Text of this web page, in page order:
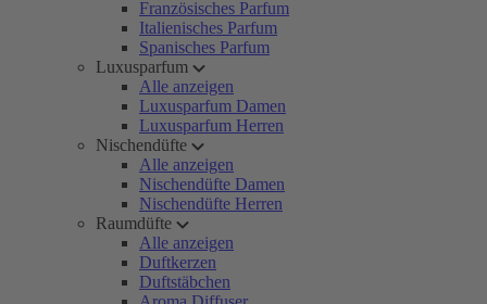
Französisches Parfum
Italienisches Parfum
Spanisches Parfum
Luxusparfum
Alle anzeigen
Luxusparfum Damen
Luxusparfum Herren
Nischendüfte
Alle anzeigen
Nischendüfte Damen
Nischendüfte Herren
Raumdüfte
Alle anzeigen
Duftkerzen
Duftstäbchen